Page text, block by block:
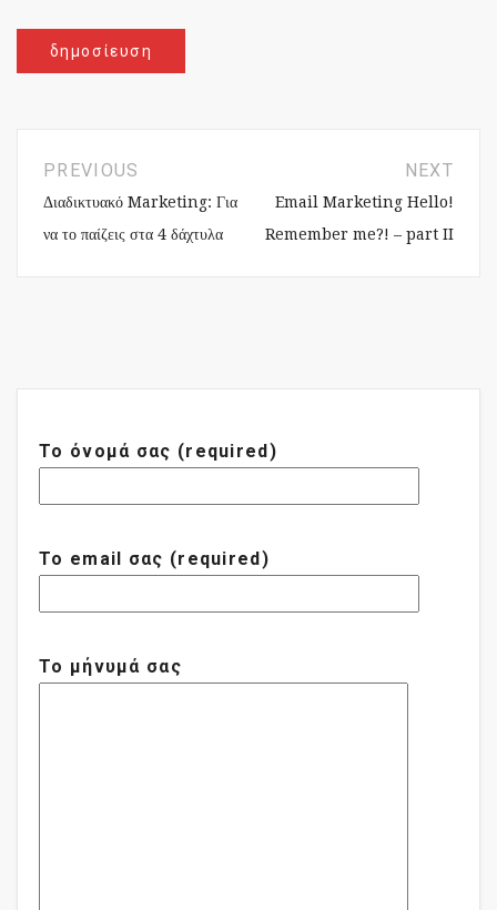
PREVIOUS
Διαδικτυακό Marketing: Για
να το παίζεις στα 4 δάχτυλα
NEXT
Email Marketing Hello!
Remember me?! – part II
Το όνομά σας (required)
Το email σας (required)
Το μήνυμά σας